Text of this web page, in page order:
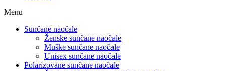
Menu
Sunčane naočale
Ženske sunčane naočale
Muške sunčane naočale
Unisex sunčane naočale
Polarizovane sunčane naočale